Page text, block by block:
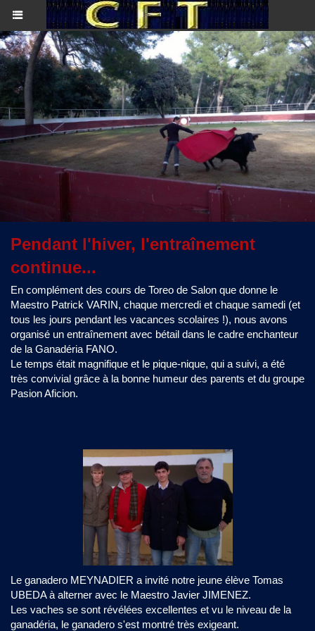
Pendant l'hiver, l'entraînement
continue...
En complément des cours de Toreo de Salon que donne le
Maestro Patrick VARIN, chaque mercredi et chaque samedi (et
tous les jours pendant les vacances scolaires !), nous avons
organisé un entraînement avec bétail dans le cadre enchanteur
de la Ganadéria FANO.
Le temps était magnifique et le pique-nique, qui a suivi, a été
très convivial grâce à la bonne humeur des parents et du groupe
Pasion Aficion.
Le ganadero MEYNADIER a invité notre jeune élève Tomas
UBEDA à alterner avec le Maestro Javier JIMENEZ.
Les vaches se sont révélées excellentes et vu le niveau de la
ganadéria, le ganadero s'est montré très exigeant.